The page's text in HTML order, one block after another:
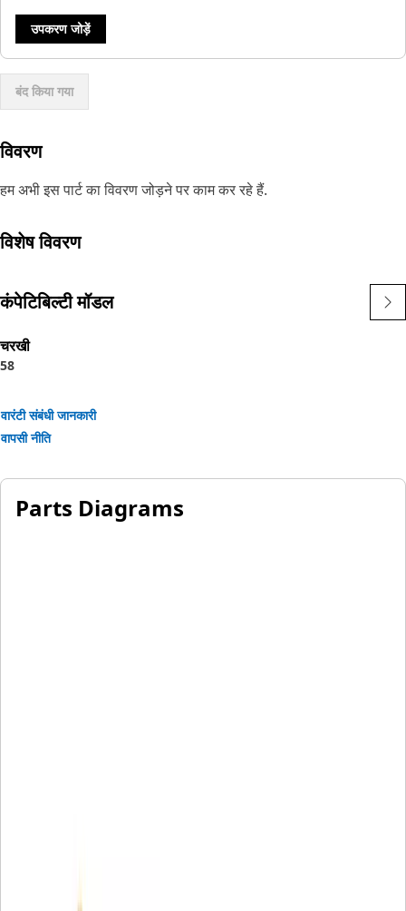
उपकरण जोड़ें
बंद किया गया
विवरण
हम अभी इस पार्ट का विवरण जोड़ने पर काम कर रहे हैं.
विशेष विवरण
कंपेटिबिल्टी मॉडल
चरखी
58
वारंटी संबंधी जानकारी
वापसी नीति
Parts Diagrams